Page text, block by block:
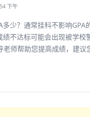
下午
多少？通常挂科不影响
绩不达标可能会出现被学
师帮助您提高成绩，建议